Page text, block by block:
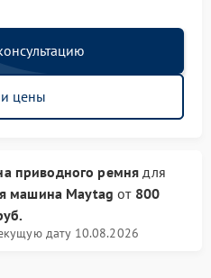
цены
приводного ремня для
машина Maytag от 800
дату 10.08.2026